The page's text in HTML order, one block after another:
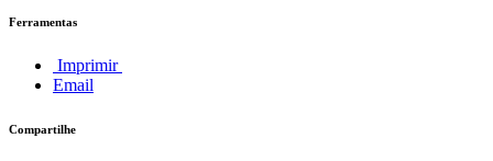
Ferramentas
Imprimir
Email
Compartilhe